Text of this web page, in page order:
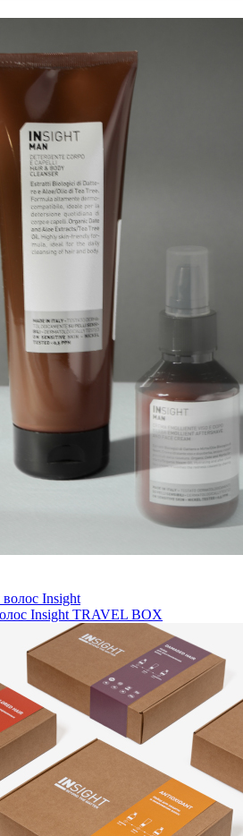
Insight
Insight TRAVEL BOX